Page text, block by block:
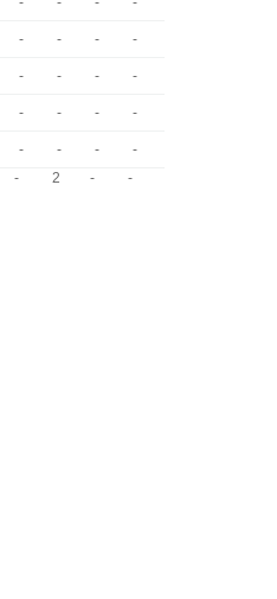
- - - -
- - - -
- - - -
- - -
-
- 2 - -